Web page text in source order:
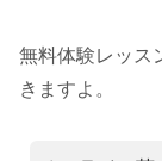
無料体験レッス
きますよ。